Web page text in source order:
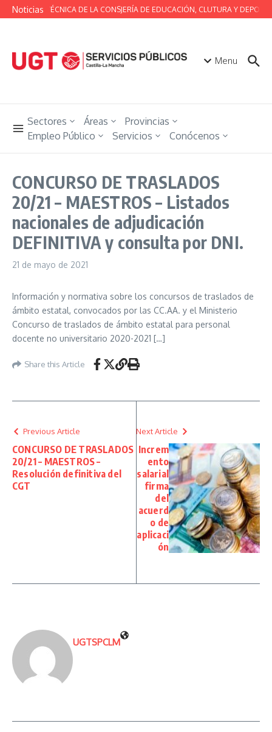
Saltar al contenido
Noticias
MESA TÉCNICA DE LA CONSJERÍA DE EDUCACIÓN, CLUTURA Y
Menu
Sectores Áreas
Provincias
Empleo Público
Servicios Conócenos
CONCURSO DE TRASLADOS
20/21 – MAESTROS – Listados
nacionales de adjudicación
DEFINITIVA y consulta por DNI.
21 de mayo de 2021
Información y normativa sobre los concursos de traslados de
ámbito estatal, convocados por las CC.AA. y el Ministerio
Concurso de traslados de ámbito estatal para personal
docente no universitario 2020-2021 […]
Share this Article
Previous Article
CONCURSO DE TRASLADOS
20/21 – MAESTROS –
Resolución definitiva del
CGT
Next Article
Increm
ento
salarial
firma
del
acuerd
o de
aplicaci
ón
UGTSPCLM